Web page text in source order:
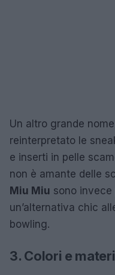
Un altro grande
reinterpretato le
e inserti in pelle
non è amante delle
Miu Miu sono
un’alternativa chic
bowling.
3. Colori e